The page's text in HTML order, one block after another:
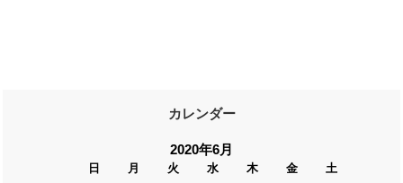
カレンダー
2020年6月
日 月 火 水 木 金 土